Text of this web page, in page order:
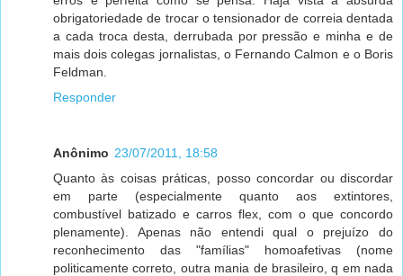
obrigatoriedade de trocar o tensionador de correia dentada
a cada troca desta, derrubada por pressão e minha e de
mais dois colegas jornalistas, o Fernando Calmon e o Boris
Feldman.
Responder
Anônimo 23/07/2011, 18:58
Quanto às coisas práticas, posso concordar ou discordar
em parte (especialmente quanto aos extintores,
combustível batizado e carros flex, com o que concordo
plenamente). Apenas não entendi qual o prejuízo do
reconhecimento das "famílias" homoafetivas (nome
politicamente correto, outra mania de brasileiro, q em nada